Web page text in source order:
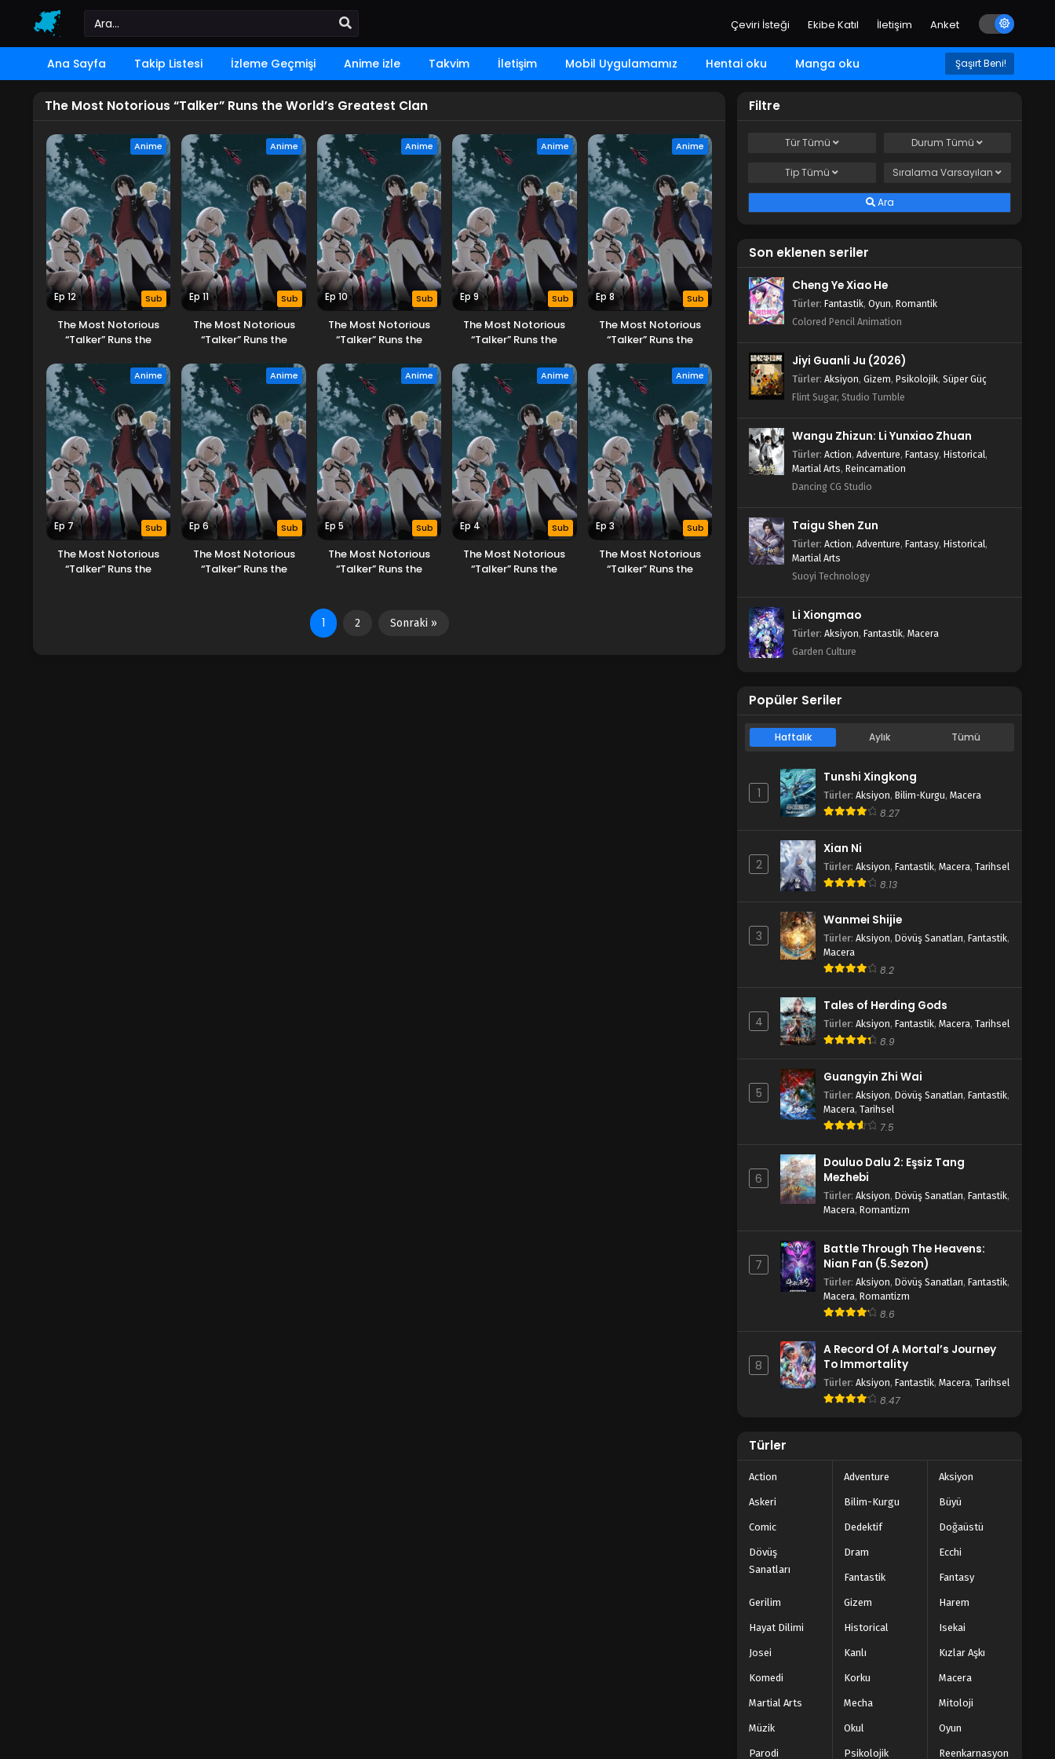
Çeviri İsteği Ekibe Katıl İletişim Anket
Ana Sayfa Takip Listesi İzleme Geçmişi Anime izle Takvim İletişim Mobil Uygulamamız Hentai oku Manga oku Şaşırt Beni!
The Most Notorious “Talker” Runs the World’s Greatest Clan
Anime
Ep 12 Sub
The Most Notorious
“Talker” Runs the
Anime
Ep 11 Sub
The Most Notorious
“Talker” Runs the
Anime
Ep 10 Sub
The Most Notorious
“Talker” Runs the
Anime
Ep 9 Sub
The Most Notorious
“Talker” Runs the
Anime
Ep 8 Sub
The Most Notorious
“Talker” Runs the
Anime
Ep 7 Sub
The Most Notorious
“Talker” Runs the
Anime
Ep 6 Sub
The Most Notorious
“Talker” Runs the
Anime
Ep 5 Sub
The Most Notorious
“Talker” Runs the
Anime
Ep 4 Sub
The Most Notorious
“Talker” Runs the
Anime
Ep 3 Sub
The Most Notorious
“Talker” Runs the
1 2 Sonraki »
Filtre
TürTümü DurumTümü
TipTümü SıralamaVarsayılan
Ara
Son eklenen seriler
Cheng Ye Xiao He
Türler: Fantastik, Oyun, Romantik
Colored Pencil Animation
Jiyi Guanli Ju (2026)
Türler: Aksiyon, Gizem, Psikolojik, Süper Güç
Flint Sugar, Studio Tumble
Wangu Zhizun: Li Yunxiao Zhuan
Türler: Action, Adventure, Fantasy, Historical,
Martial Arts, Reincarnation
Dancing CG Studio
Taigu Shen Zun
Türler: Action, Adventure, Fantasy, Historical,
Martial Arts
Suoyi Technology
Li Xiongmao
Türler: Aksiyon, Fantastik, Macera
Garden Culture
Popüler Seriler
Haftalık Aylık Tümü
1
Tunshi Xingkong
Türler: Aksiyon, Bilim-Kurgu, Macera
8.27
2
Xian Ni
Türler: Aksiyon, Fantastik, Macera, Tarihsel
8.13
3
Wanmei Shijie
Türler: Aksiyon, Dövüş Sanatları, Fantastik,
Macera
8.2
4
Tales of Herding Gods
Türler: Aksiyon, Fantastik, Macera, Tarihsel
8.9
5
Guangyin Zhi Wai
Türler: Aksiyon, Dövüş Sanatları, Fantastik,
Macera, Tarihsel
7.5
6
Douluo Dalu 2: Eşsiz Tang
Mezhebi
Türler: Aksiyon, Dövüş Sanatları, Fantastik,
Macera, Romantizm
7
Battle Through The Heavens:
Nian Fan (5.Sezon)
Türler: Aksiyon, Dövüş Sanatları, Fantastik,
Macera, Romantizm
8.6
8
A Record Of A Mortal’s Journey
To Immortality
Türler: Aksiyon, Fantastik, Macera, Tarihsel
8.47
Türler
Action Adventure Aksiyon
Askeri Bilim-Kurgu Büyü
Comic Dedektif Doğaüstü
Dövüş
Sanatları
Dram Ecchi
Fantastik Fantasy
Gerilim Gizem Harem
Hayat Dilimi Historical Isekai
Josei Kanlı Kızlar Aşkı
Komedi Korku Macera
Martial Arts Mecha Mitoloji
Müzik Okul Oyun
Parodi Psikolojik Reenkarnasyon